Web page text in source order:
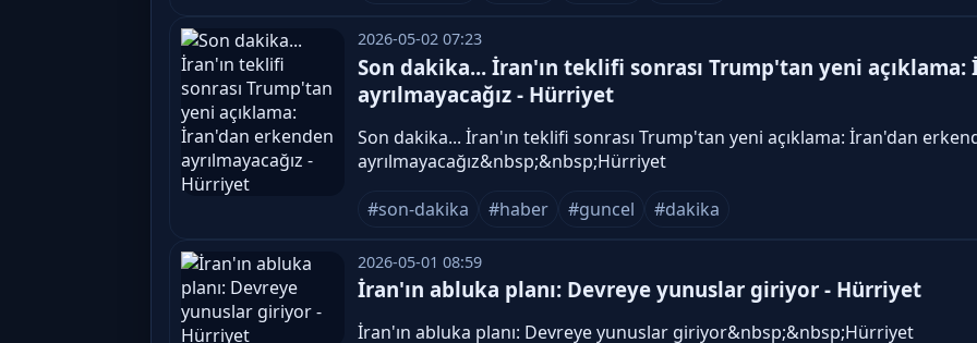
2026-05-02 07:23
Son dakika... İran'ın teklifi sonrası Trump'tan yeni
ayrılmayacağız - Hürriyet
Son dakika... İran'ın teklifi sonrası Trump'tan yeni açıklama: İran'dan
ayrılmayacağız&nbsp;&nbsp;Hürriyet
#son-dakika
#haber #guncel #dakika
2026-05-01 08:59
İran'ın abluka planı: Devreye yunuslar giriyor - Hürriyet
İran'ın abluka planı: Devreye yunuslar giriyor&nbsp;&nbsp;Hürriyet